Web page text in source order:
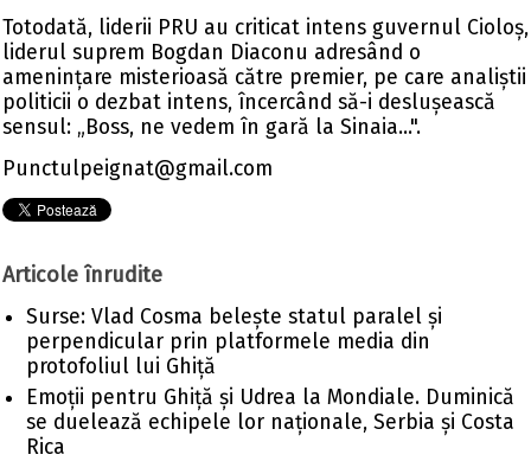
Totodată, liderii PRU au criticat intens guvernul Cioloș,
liderul suprem Bogdan Diaconu adresând o
amenințare misterioasă către premier, pe care analiștii
politicii o dezbat intens, încercând să-i deslușească
sensul: „Boss, ne vedem în gară la Sinaia...".
Punctulpeignat@gmail.com
Articole înrudite
Surse: Vlad Cosma belește statul paralel și
perpendicular prin platformele media din
protofoliul lui Ghiță
Emoții pentru Ghiță și Udrea la Mondiale. Duminică
se duelează echipele lor naționale, Serbia și Costa
Rica